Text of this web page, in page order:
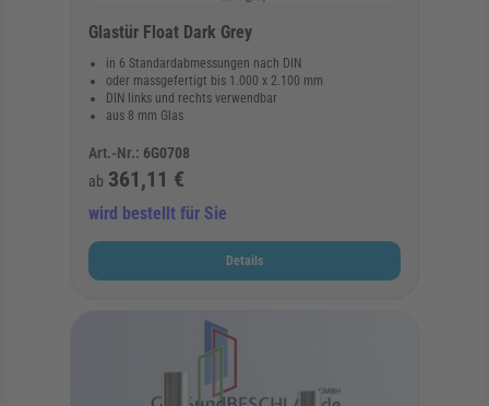
Glastür Float Dark Grey
in 6 Standardabmessungen nach DIN
oder massgefertigt bis 1.000 x 2.100 mm
DIN links und rechts verwendbar
aus 8 mm Glas
Art.-Nr.: 6G0708
ab 361,11 €
wird bestellt für Sie
Details